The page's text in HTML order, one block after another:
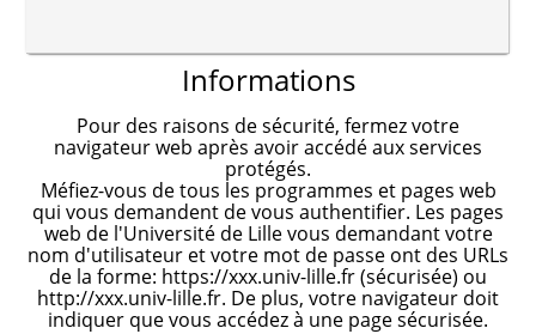
Informations
Pour des raisons de sécurité, fermez votre
navigateur web après avoir accédé aux services
protégés.
Méfiez-vous de tous les programmes et pages web
qui vous demandent de vous authentifier. Les pages
web de l'Université de Lille vous demandant votre
nom d'utilisateur et votre mot de passe ont des URLs
de la forme: https://xxx.univ-lille.fr (sécurisée) ou
http://xxx.univ-lille.fr. De plus, votre navigateur doit
indiquer que vous accédez à une page sécurisée.